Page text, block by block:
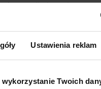
Ustawienia reklam
Twoich
wynikających z
wymiernych
w wyniku
umożliwiających